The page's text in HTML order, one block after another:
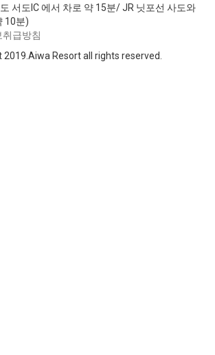
서도IC 에서 차로 약 15분/ JR 닛포선 사도와
10분)
급방침
2019.Aiwa Resort all rights reserved.